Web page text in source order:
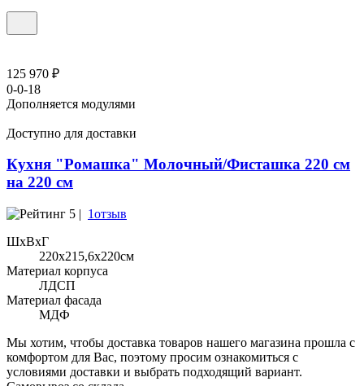
125 970 ₽
0-0-18
Дополняется модулями
Доступно для доставки
Кухня "Ромашка" Молочный/Фисташка 220 см
на 220 см
5 | 1отзыв
ШхВхГ
220x215,6х220см
Материал корпуса
ЛДСП
Материал фасада
МДФ
Мы хотим, чтобы доставка товаров нашего магазина прошла с
комфортом для Вас, поэтому просим ознакомиться с
условиями доставки и выбрать подходящий вариант.